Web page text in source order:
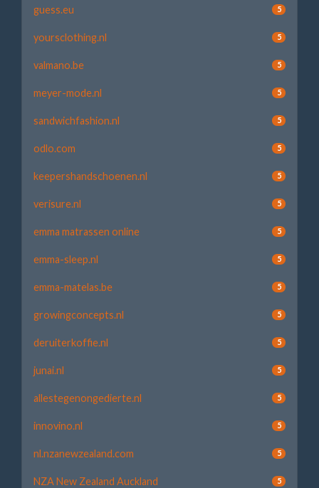
guess.eu 5
yoursclothing.nl 5
valmano.be 5
meyer-mode.nl 5
sandwichfashion.nl 5
odlo.com 5
keepershandschoenen.nl 5
verisure.nl 5
emma matrassen online 5
emma-sleep.nl 5
emma-matelas.be 5
growingconcepts.nl 5
deruiterkoffie.nl 5
junai.nl 5
allestegenongedierte.nl 5
innovino.nl 5
nl.nzanewzealand.com 5
NZA New Zealand Auckland 5